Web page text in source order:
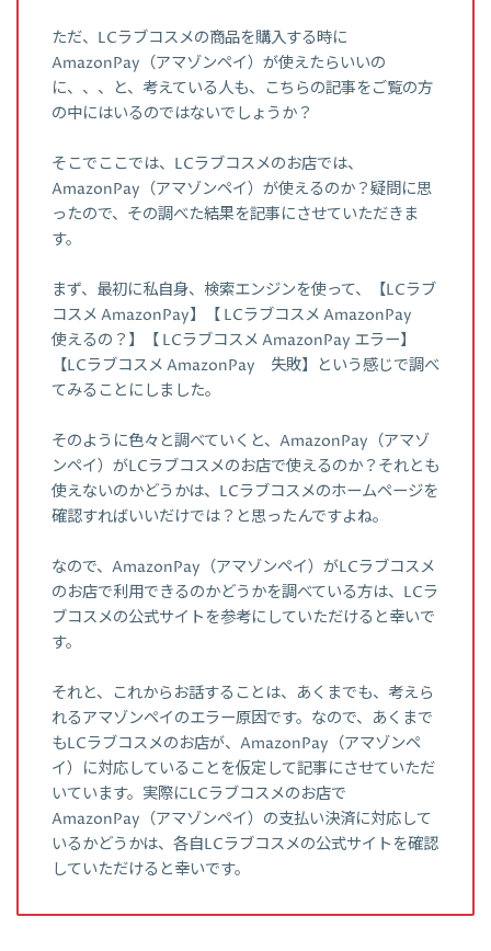
ただ、LCラブコスメの商品を購入する時に
AmazonPay（アマゾンペイ）が使えたらいいの
に、、、と、考えている人も、こちらの記事をご覧の方
の中にはいるのではないでしょうか？
そこでここでは、LCラブコスメのお店では、
AmazonPay（アマゾンペイ）が使えるのか？疑問に思
ったので、その調べた結果を記事にさせていただきま
す。
まず、最初に私自身、検索エンジンを使って、【LCラブ
コスメ AmazonPay】【 LCラブコスメ AmazonPay
使えるの？】【 LCラブコスメ AmazonPay エラー】
【LCラブコスメ AmazonPay 失敗】という感じで調べ
てみることにしました。
そのように色々と調べていくと、AmazonPay（アマゾ
ンペイ）がLCラブコスメのお店で使えるのか？それとも
使えないのかどうかは、LCラブコスメのホームページを
確認すればいいだけでは？と思ったんですよね。
なので、AmazonPay（アマゾンペイ）がLCラブコスメ
のお店で利用できるのかどうかを調べている方は、LCラ
ブコスメの公式サイトを参考にしていただけると幸いで
す。
それと、これからお話することは、あくまでも、考えら
れるアマゾンペイのエラー原因です。なので、あくまで
もLCラブコスメのお店が、AmazonPay（アマゾンペ
イ）に対応していることを仮定して記事にさせていただ
いています。実際にLCラブコスメのお店で
AmazonPay（アマゾンペイ）の支払い決済に対応して
いるかどうかは、各自LCラブコスメの公式サイトを確認
していただけると幸いです。